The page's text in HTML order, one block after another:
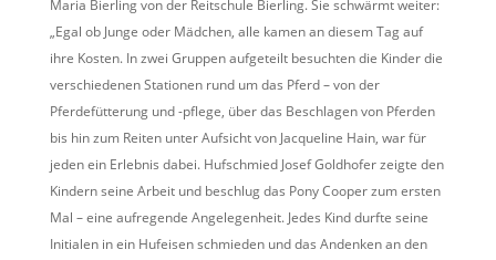
Maria Bierling von der Reitschule Bierling. Sie schwärmt weiter:
„Egal ob Junge oder Mädchen, alle kamen an diesem Tag auf
ihre Kosten. In zwei Gruppen aufgeteilt besuchten die Kinder die
verschiedenen Stationen rund um das Pferd – von der
Pferdefütterung und -pflege, über das Beschlagen von Pferden
bis hin zum Reiten unter Aufsicht von Jacqueline Hain, war für
jeden ein Erlebnis dabei. Hufschmied Josef Goldhofer zeigte den
Kindern seine Arbeit und beschlug das Pony Cooper zum ersten
Mal – eine aufregende Angelegenheit. Jedes Kind durfte seine
Initialen in ein Hufeisen schmieden und das Andenken an den